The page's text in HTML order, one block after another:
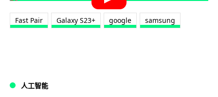
Fast Pair Galaxy S23+ google samsung
人工智能